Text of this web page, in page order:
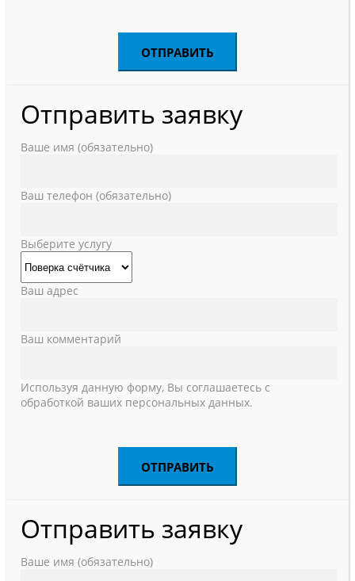
Отправить заявку
Ваше имя (обязательно)
Ваш телефон (обязательно)
Выберите услугу
Ваш адрес
Ваш комментарий
Используя данную форму, Вы соглашаетесь с
обработкой ваших персональных данных.
Отправить заявку
Ваше имя (обязательно)